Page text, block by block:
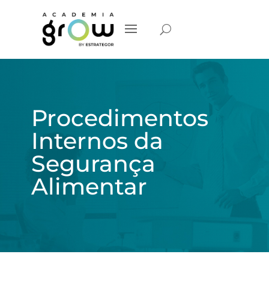
Procedimentos
Internos da
Segurança
Alimentar